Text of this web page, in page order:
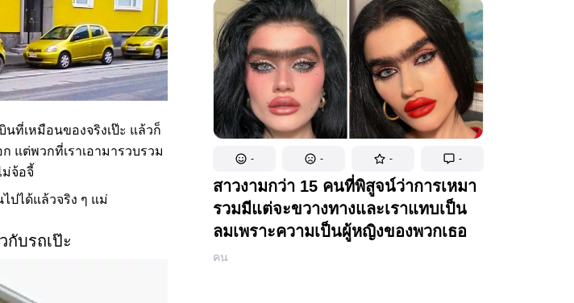
- - - -
สาวงามกว่า 15 คนที่พิสูจน์ว่าการเหมา
รวมมีแต่จะขวางทางและเราแทบเป็น
ลมเพราะความเป็นผู้หญิงของพวกเธอ
คน
ที่เหมือนของจริงเป๊ะ แล้วก็
แต่พวกที่เราเอามารวบรวม
ม่จ้อจี้
ปได้แล้วจริง ๆ แม่
กับรถเป๊ะ